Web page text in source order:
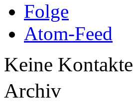
Folge
Atom-Feed
Keine Kontakte
Archiv